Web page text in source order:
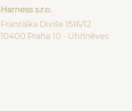
Harness s.r.o.
Františka Diviše 1516/12
10400 Praha 10 - Uhříněves